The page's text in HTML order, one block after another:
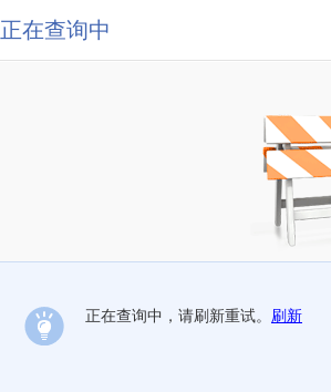
正在查询中
正在查询中，请刷新重试。 刷新